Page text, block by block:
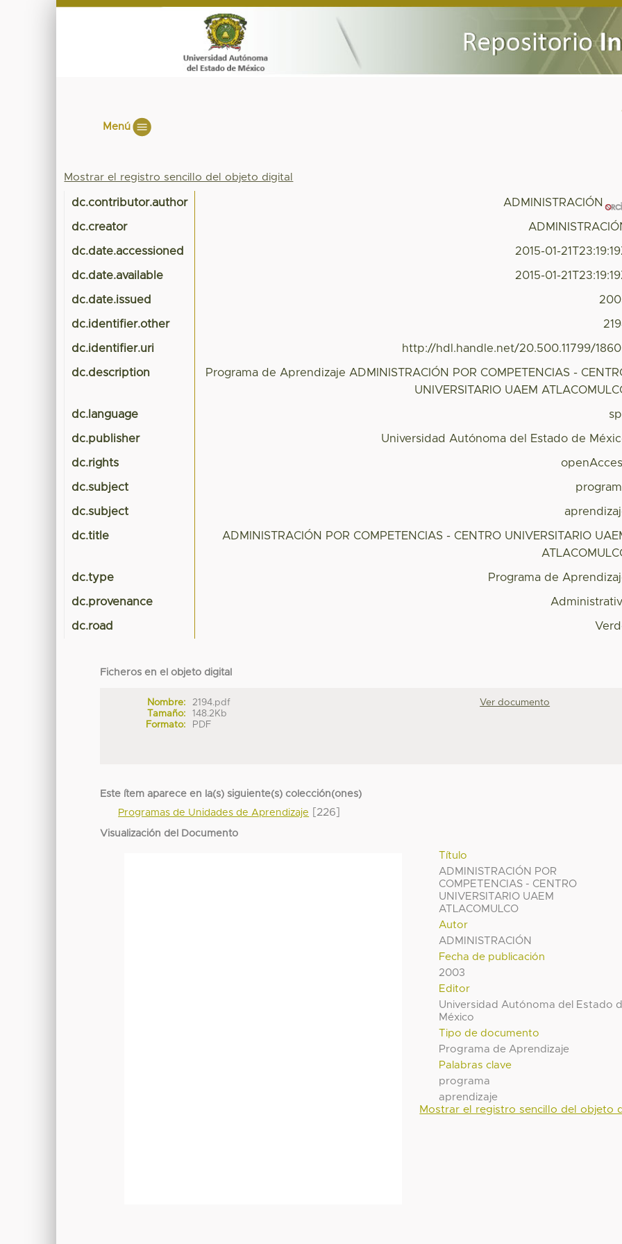
Menú
Mostrar el registro sencillo del objeto digital
dc.contributor.author ADMINISTRACIÓN
dc.creator
dc.date.accessioned 2015-01-
dc.date.available 2015-01-
dc.date.issued
dc.identifier.other
dc.identifier.uri http://hdl.handle.net/20.500.11799/
dc.description
Programa de Aprendizaje ADMINISTRACIÓN POR COMPETENCIAS -
UNIVERSITARIO UAEM
dc.language
dc.publisher Universidad Autónoma del Estado de
dc.rights
dc.subject
dc.subject
dc.title
ADMINISTRACIÓN POR COMPETENCIAS - CENTRO UNIVERSITARIO
dc.type Programa de
dc.provenance
dc.road
Ficheros en el objeto digital
Nombre:
2194.pdf
Tamaño:
148.2Kb
Formato:
PDF
Ver documento
Este ítem aparece en la(s) siguiente(s) colección(ones)
Programas de Unidades de Aprendizaje
[226]
Visualización del Documento
Título
ADMINISTRACIÓN POR
COMPETENCIAS - CENTRO
UNIVERSITARIO UAEM
ATLACOMULCO
Autor
ADMINISTRACIÓN
Fecha de publicación
2003
Editor
Universidad Autónoma del Estado
México
Tipo de documento
Programa de Aprendizaje
Palabras clave
programa
aprendizaje
Mostrar el registro sencillo del objeto